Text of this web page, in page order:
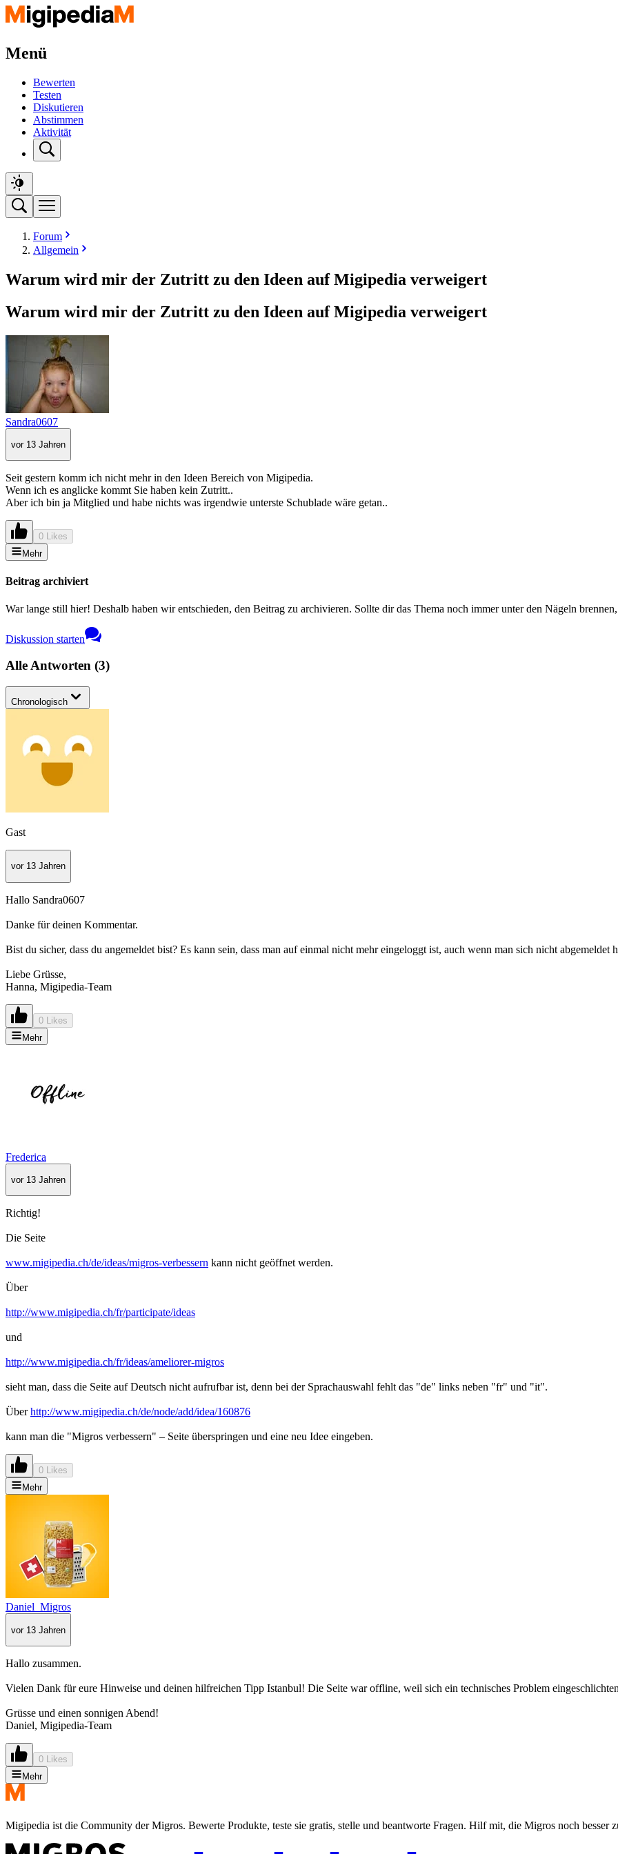
Menü
Bewerten
Testen
Diskutieren
Abstimmen
Aktivität
Forum
Allgemein
Warum wird mir der Zutritt zu den Ideen auf Migipedia verweigert
Warum wird mir der Zutritt zu den Ideen auf Migipedia verweigert
Sandra0607
vor 13 Jahren
Seit gestern komm ich nicht mehr in den Ideen Bereich von Migipedia.
Wenn ich es anglicke kommt Sie haben kein Zutritt..
Aber ich bin ja Mitglied und habe nichts was irgendwie unterste Schublade wäre getan..
0 Likes
Mehr
Beitrag archiviert
War lange still hier! Deshalb haben wir entschieden, den Beitrag zu archivieren. Sollte dir das Thema noch immer unter den Nägeln
Diskussion starten
Alle Antworten (3)
Chronologisch
Gast
vor 13 Jahren
Hallo Sandra0607
Danke für deinen Kommentar.
Bist du sicher, dass du angemeldet bist? Es kann sein, dass man auf einmal nicht mehr eingeloggt ist, auch wenn man sich nicht abgemeldet
Liebe Grüsse,
Hanna, Migipedia-Team
0 Likes
Mehr
Frederica
vor 13 Jahren
Richtig!
Die Seite
www.migipedia.ch/de/ideas/migros-verbessern kann nicht geöffnet werden.
Über
http://www.migipedia.ch/fr/participate/ideas
und
http://www.migipedia.ch/fr/ideas/ameliorer-migros
sieht man, dass die Seite auf Deutsch nicht aufrufbar ist, denn bei der Sprachauswahl fehlt das "de" links neben "fr" und "it".
Überhttp://www.migipedia.ch/de/node/add/idea/160876
kann man die "Migros verbessern" – Seite überspringen und eine neu Idee eingeben.
0 Likes
Mehr
Daniel_Migros
vor 13 Jahren
Hallo zusammen.
Vielen Dank für eure Hinweise und deinen hilfreichen Tipp Istanbul! Die Seite war offline, weil sich ein technisches Problem
Grüsse und einen sonnigen Abend!
Daniel, Migipedia-Team
0 Likes
Mehr
Migipedia ist die Community der Migros. Bewerte Produkte, teste sie gratis, stelle und beantworte Fragen. Hilf mit, die Migros noch besser